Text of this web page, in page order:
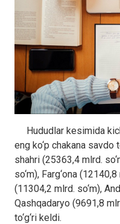
Hududlar kesimida
eng ko‘p chakana
shahri (25363,4 mlrd.
so‘m), Farg‘ona
(11304,2 mlrd. so‘m),
Qashqadaryo (9691,8
to‘g‘ri keldi.